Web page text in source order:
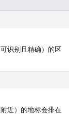
识别且精确）的区
近）的地标会排在